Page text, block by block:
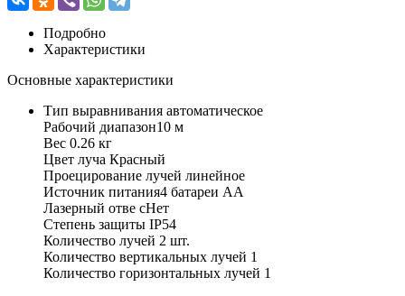
Подробно
Характеристики
Основные характеристики
Тип выравнивания автоматическое
Рабочий диапазон10 м
Вес 0.26 кг
Цвет луча Красный
Проецирование лучей линейное
Источник питания4 батареи АА
Лазерный отве сНет
Степень защиты IP54
Количество лучей 2 шт.
Количество вертикальных лучей 1
Количество горизонтальных лучей 1